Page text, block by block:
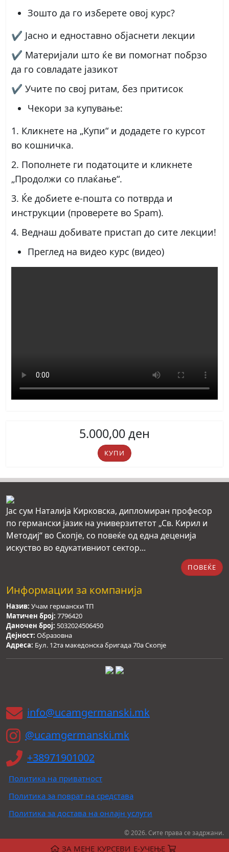
ЗА МЕНЕ КУРСЕВИ Е-УЧЕЊЕ
Зошто да го изберете овој курс?
✔ Јасно и едноставно објаснети лекции
✔ Материјали што ќе ви помогнат побрзо
да го совладате јазикот
✔ Учите по свој ритам, без притисок
Чекори за купување:
1. Кликнете на „Купи“ и додадете го курсот
во кошничка.
2. Пополнете ги податоците и кликнете
„Продолжи со плаќање“.
3. Ќе добиете е-пошта со потврда и
инструкции (проверете во Spam).
4. Веднаш добивате пристап до сите лекции!
Преглед на видео курс (видео)
5.000,00ден
A2.2
Basis
КУПИ
Јас сум Наталија Кирковска, дипломиран професор
по германски јазик на универзитетот „Св. Кирил и
Методиј“ во Скопје, со повеќе од една деценија
искуство во едукативниот сектор...
ПОВЕЌЕ
Информации за компанија
Назив: Учам германски ТП
Матичен број: 7796420
Даночен број: 5032024506450
Дејност: Образовна
Адреса: Бул. 12та македонска бригада 70а Скопје
info@ucamgermanski.mk
@ucamgermanski.mk
+38971901002
Политика на приватност
Политика за поврат на средстава
Политика за достава на онлајн услуги
© 2026. Сите права се задржани.